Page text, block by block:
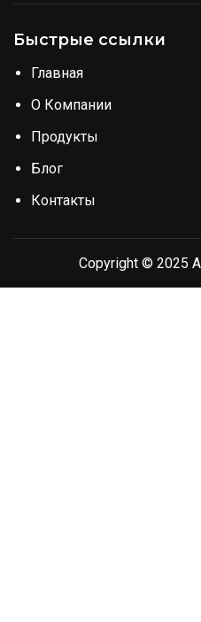
Быстрые ссылки
Главная
О Компании
Продукты
Блог
Контакты
Copyright © 2025